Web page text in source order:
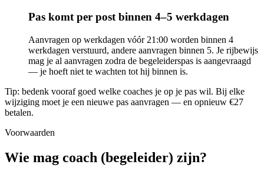
Pas komt per post binnen 4–5 werkdagen
Aanvragen op werkdagen vóór 21:00 worden binnen 4
werkdagen verstuurd, andere aanvragen binnen 5. Je rijbewijs
mag je al aanvragen zodra de begeleiderspas is aangevraagd
— je hoeft niet te wachten tot hij binnen is.
Tip: bedenk vooraf goed welke coaches je op je pas wil. Bij elke
wijziging moet je een nieuwe pas aanvragen — en opnieuw €27
betalen.
Voorwaarden
Wie mag coach (begeleider) zijn?